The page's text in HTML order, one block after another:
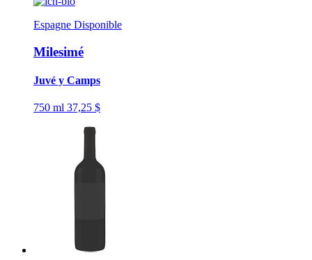
Espagne Disponible
Milesimé
Juvé y Camps
750 ml 37,25 $